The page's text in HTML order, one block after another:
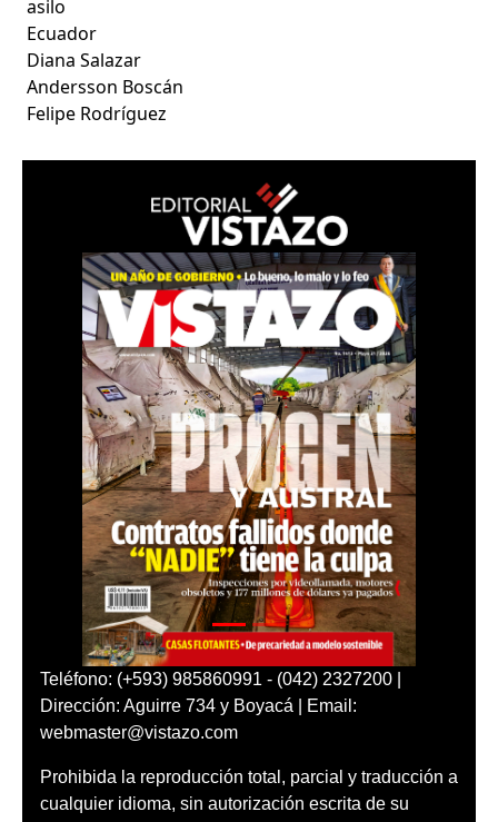
asilo
Ecuador
Diana Salazar
Andersson Boscán
Felipe Rodríguez
Teléfono: (+593) 985860991 - (042) 2327200 |
Dirección: Aguirre 734 y Boyacá | Email:
webmaster@vistazo.com
Prohibida la reproducción total, parcial y traducción a
cualquier idioma, sin autorización escrita de su